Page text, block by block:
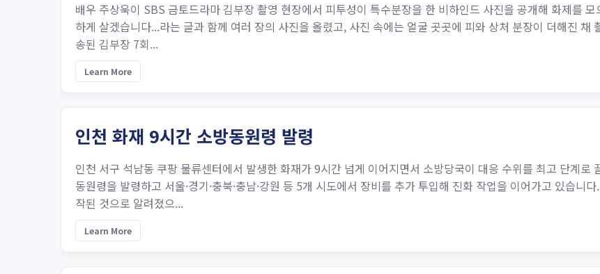
배우 주상욱이 SBS 금토드라마 김부장 촬영 현장에서 피투성이 특수분장을 한 비하인드 사진을 공개해 화제를
하게 살겠습니다...라는 글과 함께 여러 장의 사진을 올렸고, 사진 속에는 얼굴 곳곳에 피와 상처 분장이 더해진
송된 김부장 7회...
Learn More
인천 화재 9시간 소방동원령 발령
인천 서구 석남동 쿠팡 물류센터에서 발생한 화재가 9시간 넘게 이어지면서 소방당국이 대응 수위를 최고 단계
동원령을 발령하고 서울·경기·충북·충남·강원 등 5개 시도에서 장비를 추가 투입해 진화 작업을 이어가고 있습니
작된 것으로 알려졌으...
Learn More